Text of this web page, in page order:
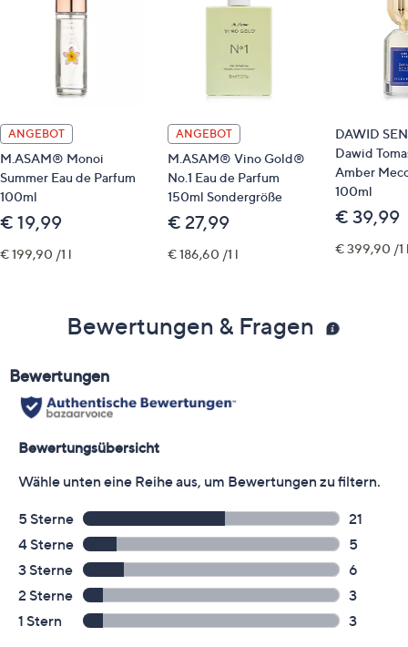
ANGEBOT
M.ASAM® Monoi
Summer Eau de Parfum
100ml
€ 19,99
€ 199,90 /1 l
ANGEBOT
M.ASAM® Vino Gold®
No.1 Eau de Parfum
150ml Sondergröße
€ 27,99
€ 186,60 /1 l
DAWID
Dawid
Amber
100ml
€ 39,99
€ 399,90 /1
Bewertungen & Fragen